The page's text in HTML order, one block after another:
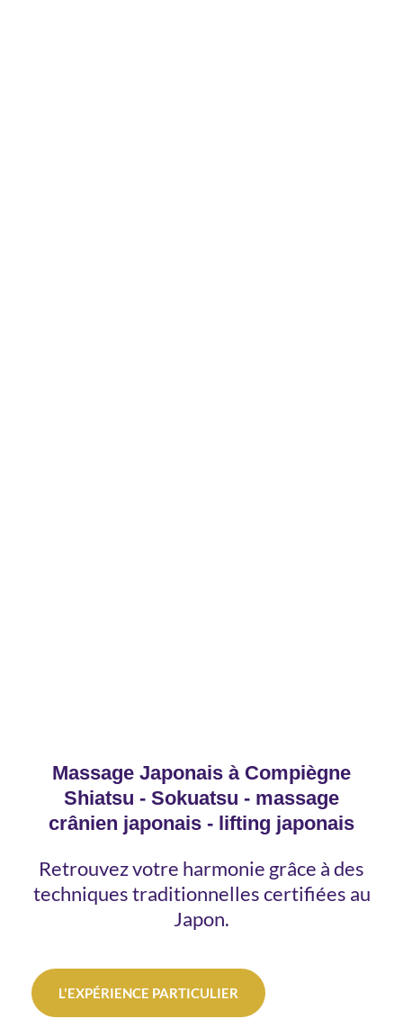
Massage Japonais à Compiègne
Shiatsu - Sokuatsu - massage
crânien japonais - lifting japonais
Retrouvez votre harmonie grâce à des
techniques traditionnelles certifiées au
Japon.
L'EXPÉRIENCE PARTICULIER